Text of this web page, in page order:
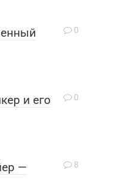
0
0
и его
8
—